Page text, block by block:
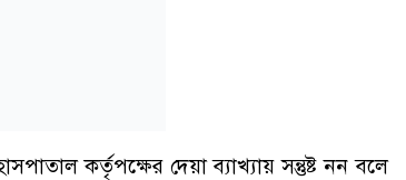
কর্তৃপক্ষের দেয়া ব্যাখ্যায় সন্তুষ্ট নন বলে